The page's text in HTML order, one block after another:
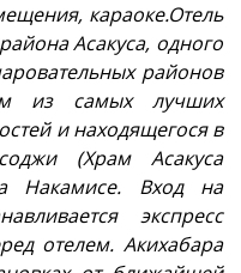
караоке.Отель
Асакуса, одного
районов
из самых лучших
и находящегося в
(Храм Асакуса
Накамисе. Вход на
экспресс
отелем. Акихабара